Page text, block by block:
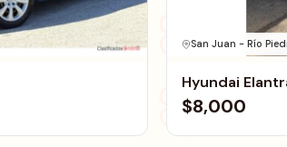
San Juan - Río
Hyundai
$8,000